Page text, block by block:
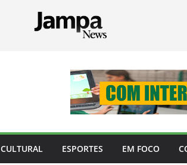
CULTURAL ESPORTES EM FOCO